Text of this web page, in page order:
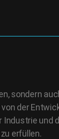
sondern
der
erfüllen.